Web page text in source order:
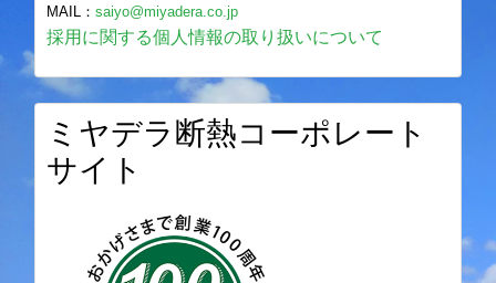
MAIL： saiyo@miyadera.co.jp
採用に関する個人情報の取り扱いについて
ミヤデラ断熱コーポレート
サイト